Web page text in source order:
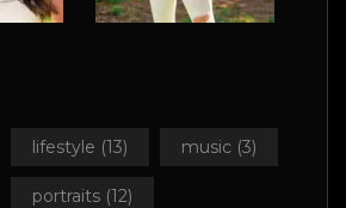
lifestyle (13) music (3)
portraits (12)